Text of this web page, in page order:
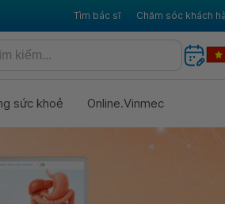
Tìm bác sĩ Chăm sóc khách
sức khoẻ Online.Vinmec